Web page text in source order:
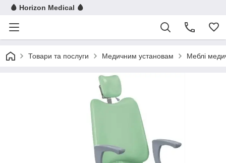
🩸 Horizon Medical 🩸
Товари та послуги Медичним установам Меблі